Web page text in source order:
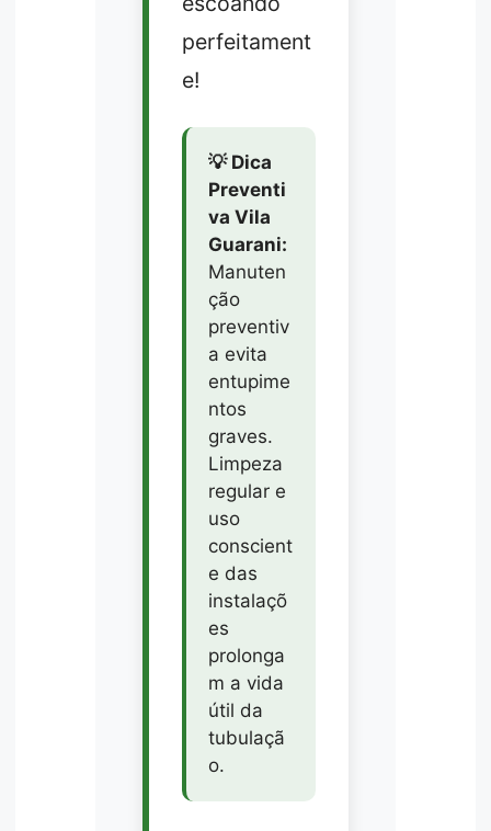
perfeitament
e!
💡 Dica
Preventi
va Vila
Guarani:
Manuten
ção
preventiv
a evita
entupime
ntos
graves.
Limpeza
regular e
uso
conscient
e das
instalaçõ
es
prolonga
m a vida
útil da
tubulaçã
o.